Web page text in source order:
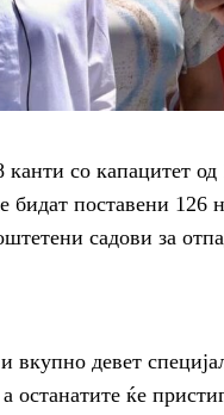
со капацитет од
бидат поставени 126
садови за
девет
ќе